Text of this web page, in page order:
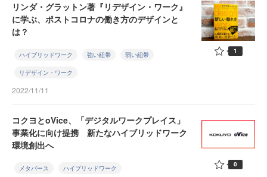
リンダ・グラットン著『リデザイン・ワーク』
に学ぶ、ポストコロナの働き方のデザインと
は？
ハイブリッドワーク 強い紐帯 弱い紐帯
リデザイン・ワーク
2022/11/11
1
コクヨとoVice、「デジタルワークプレイス」
事業化に向け提携 新たなハイブリッドワーク
環境創出へ
メタバース ハイブリッドワーク 0